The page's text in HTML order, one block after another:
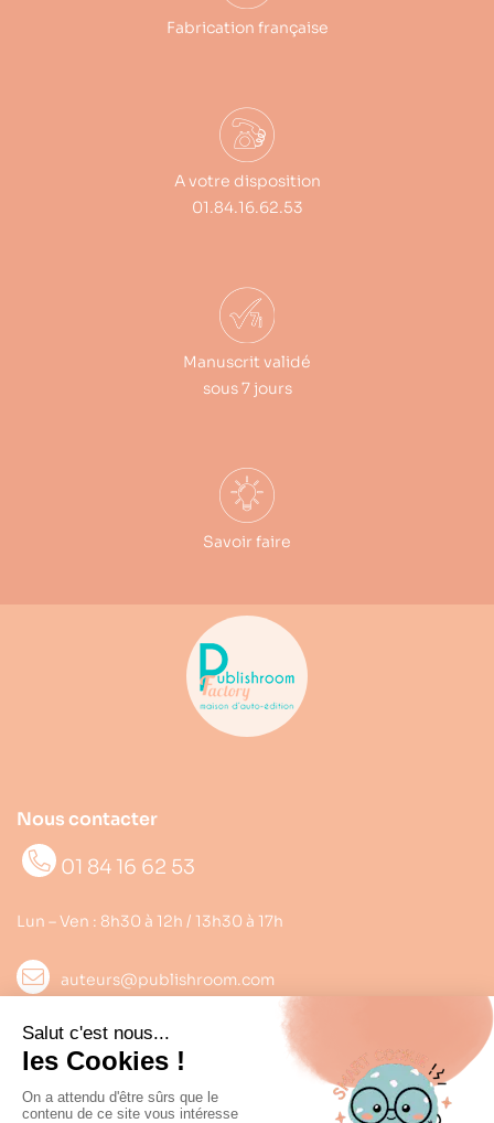
Fabrication française
A votre disposition
01.84.16.62.53
Manuscrit validé
sous 7 jours
Savoir faire
Nous contacter
01 84 16 62 53
Lun – Ven : 8h30 à 12h / 13h30 à 17h
auteurs@publishroom.com
Informations 
Suivez nous